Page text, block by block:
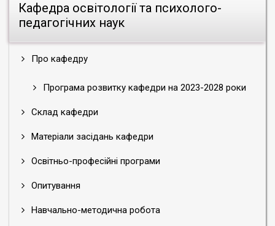
Кафедра освітології та психолого-
педагогічних наук
Про кафедру
Програма розвитку кафедри на 2023-2028 роки
Склад кафедри
Матеріали засідань кафедри
Освітньо-професійні програми
Опитування
Навчально-методична робота